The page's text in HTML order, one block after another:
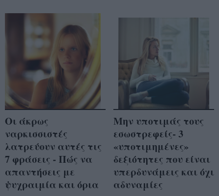
Οι άκρως
ναρκισσιστές
λατρεύουν αυτές τις
7 φράσεις - Πώς να
απαντήσεις με
ψυχραιμία και όρια
Μην υποτιμάς τους
εσωστρεφείς- 3
«υποτιμημένες»
δεξιότητες που είναι
υπερδυνάμεις και όχι
αδυναμίες